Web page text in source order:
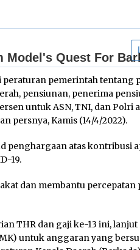
peraturan pemerintah tentang
pensiunan, penerima
untuk ASN, TNI, dan Polri
persnya, Kamis (14/4/2022).
penghargaan atas kontribusi
19.
dan membantu
THR dan gaji ke-13 ini, lanjut
untuk anggaran yang